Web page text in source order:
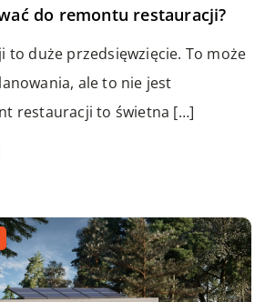
do remontu restauracji?
to duże przedsięwzięcie. To może
ale to nie jest
restauracji to świetna […]